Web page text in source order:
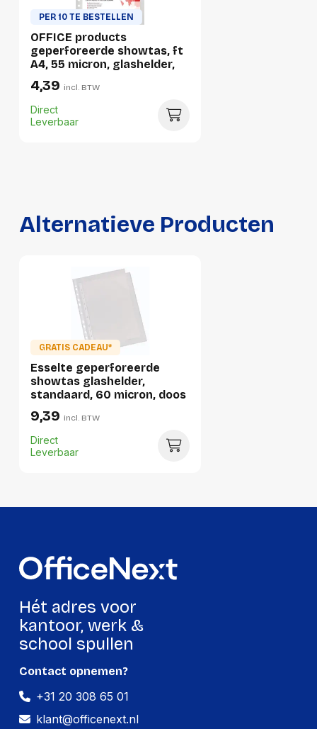
Per stuk
Hoeveelheid:
Breedte:
240 millimeter
Per doos
Breedte:
Lengte:
Gewicht:
7860 gram
PER 10 TE BESTELLEN
OFFICE products
geperforeerde showtas, ft
A4, 55 micron, glashelder,
pak van 100 stuks
4,39 incl. BTW
Direct
Leverbaar
Alternatieve Producten
GRATIS CADEAU*
Esselte geperforeerde
showtas glashelder,
standaard, 60 micron, doos
van 100 stuks
9,39 incl. BTW
Direct
Leverbaar
Hét adres voor
kantoor, werk &
school spullen
Contact opnemen?
+31 20 308 65 01
klant@officenext.nl